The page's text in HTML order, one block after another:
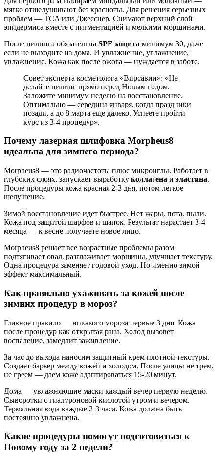
мягко отшелушивают без красноты. Для решения серьезных
проблем — TCA или Джесснер. Снимают верхний слой
эпидермиса вместе с пигментацией и мелкими морщинами.
После пилинга обязательна SPF защита минимум 30, даже
если не выходите из дома. И увлажнение, увлажнение,
увлажнение. Кожа как после ожога — нуждается в заботе.
Совет эксперта косметолога «Вирсавии»: «Не
делайте пилинг прямо перед Новым годом.
Заложите минимум неделю на восстановление.
Оптимально — середина января, когда праздники
позади, а до 8 марта еще далеко. Успеете пройти
курс из 3-4 процедур».
Почему лазерная шлифовка Morpheus8
идеальна для зимнего периода?
Morpheus8 — это радиочастоты плюс микроиглы. Работает в
глубоких слоях, запускает выработку коллагена и эластина.
После процедуры кожа красная 2-3 дня, потом легкое
шелушение.
Зимой восстановление идет быстрее. Нет жары, пота, пыли.
Кожа под защитой шарфов и шапок. Результат нарастает 3-4
месяца — к весне получаете новое лицо.
Morpheus8 решает все возрастные проблемы разом:
подтягивает овал, разглаживает морщины, улучшает текстуру.
Одна процедура заменяет годовой уход. Но именно зимой
эффект максимальный.
Как правильно ухаживать за кожей после
зимних процедур в мороз?
Главное правило — никакого мороза первые 3 дня. Кожа
после процедур как открытая рана. Холод вызовет
воспаление, замедлит заживление.
За час до выхода наносим защитный крем плотной текстуры.
Создает барьер между кожей и холодом. После улицы не трем,
не греем — даем коже адаптироваться 15-20 минут.
Дома — увлажняющие маски каждый вечер первую неделю.
Сыворотки с гиалуроновой кислотой утром и вечером.
Термальная вода каждые 2-3 часа. Кожа должна быть
постоянно увлажнена.
Какие процедуры помогут подготовиться к
Новому году за 2 недели?